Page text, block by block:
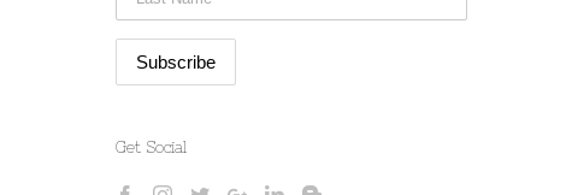
Get Social